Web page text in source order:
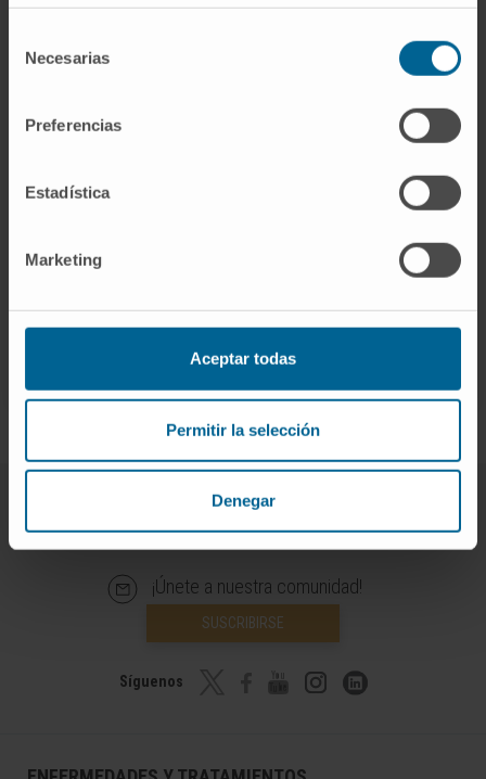
Necesarias
Preferencias
Estadística
Marketing
Aceptar todas
Permitir la selección
Denegar
Monitor Empresarial de Reputación Corporativa
Premio a la excelencia a la calidad de hospitales
Premios ABC Salud al esfuerzo en I+D+i
World's Best Specialized Hospitals 2026. Revista
World’s Best Smart Hospitals - Newsweek
¡Únete a nuestra comunidad!
SUSCRIBIRSE
Síguenos